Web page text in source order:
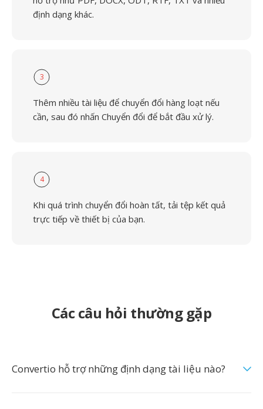
định dạng khác.
3
Thêm nhiều tài liệu để chuyển đổi hàng loạt nếu
cần, sau đó nhấn Chuyển đổi để bắt đầu xử lý.
4
Khi quá trình chuyển đổi hoàn tất, tải tệp kết quả
trực tiếp về thiết bị của bạn.
Các câu hỏi thường gặp
Convertio hỗ trợ những định dạng tài liệu nào?